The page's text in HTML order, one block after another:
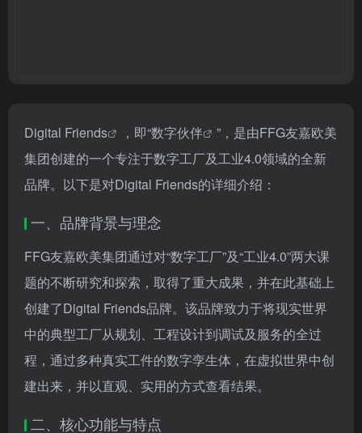
Digital Friends ，即“数字伙伴
”，是由FFG友嘉欧美
集团创建的一个专注于数字工厂及工业4.0领域的全新
品牌。以下是对Digital Friends的详细介绍：
一、品牌背景与理念
FFG友嘉欧美集团通过对“数字工厂”及“工业4.0”两大课
题的不断研究和探索，取得了重大成果，并在此基础上
创建了Digital Friends品牌。该品牌致力于将现实世界
中的典型工厂从规划、工程设计到调试及服务的全过
程，通过多种真实工件的数字孪生体，在虚拟世界中创
建出来，并以直观、实用的方式查看结果。
二、核心功能与特点